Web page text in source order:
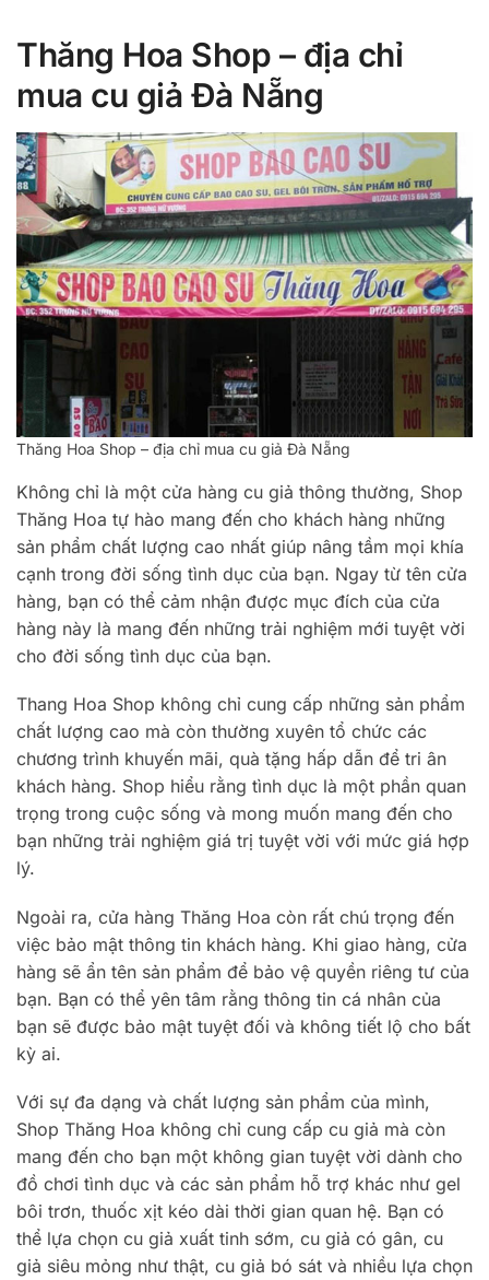
Thăng Hoa Shop – địa chỉ
mua cu giả Đà Nẵng
Thăng Hoa Shop – địa chỉ mua cu giả Đà Nẵng
Không chỉ là một cửa hàng cu giả thông thường, Shop
Thăng Hoa tự hào mang đến cho khách hàng những
sản phẩm chất lượng cao nhất giúp nâng tầm mọi khía
cạnh trong đời sống tình dục của bạn. Ngay từ tên cửa
hàng, bạn có thể cảm nhận được mục đích của cửa
hàng này là mang đến những trải nghiệm mới tuyệt vời
cho đời sống tình dục của bạn.
Thang Hoa Shop không chỉ cung cấp những sản phẩm
chất lượng cao mà còn thường xuyên tổ chức các
chương trình khuyến mãi, quà tặng hấp dẫn để tri ân
khách hàng. Shop hiểu rằng tình dục là một phần quan
trọng trong cuộc sống và mong muốn mang đến cho
bạn những trải nghiệm giá trị tuyệt vời với mức giá hợp
lý.
Ngoài ra, cửa hàng Thăng Hoa còn rất chú trọng đến
việc bảo mật thông tin khách hàng. Khi giao hàng, cửa
hàng sẽ ẩn tên sản phẩm để bảo vệ quyền riêng tư của
bạn. Bạn có thể yên tâm rằng thông tin cá nhân của
bạn sẽ được bảo mật tuyệt đối và không tiết lộ cho bất
kỳ ai.
Với sự đa dạng và chất lượng sản phẩm của mình,
Shop Thăng Hoa không chỉ cung cấp cu giả mà còn
mang đến cho bạn một không gian tuyệt vời dành cho
đồ chơi tình dục và các sản phẩm hỗ trợ khác như gel
bôi trơn, thuốc xịt kéo dài thời gian quan hệ. Bạn có
thể lựa chọn cu giả xuất tinh sớm, cu giả có gân, cu
giả siêu mỏng như thật, cu giả bó sát và nhiều lựa chọn